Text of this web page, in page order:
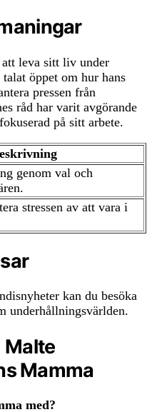
leva sitt liv under
öppet om hur hans
pressen från
råd har varit avgörande
på sitt arbete.
genom val och
stressen av att vara i
kan du besöka
underhållningsvärlden.
Malte
Mamma
med?